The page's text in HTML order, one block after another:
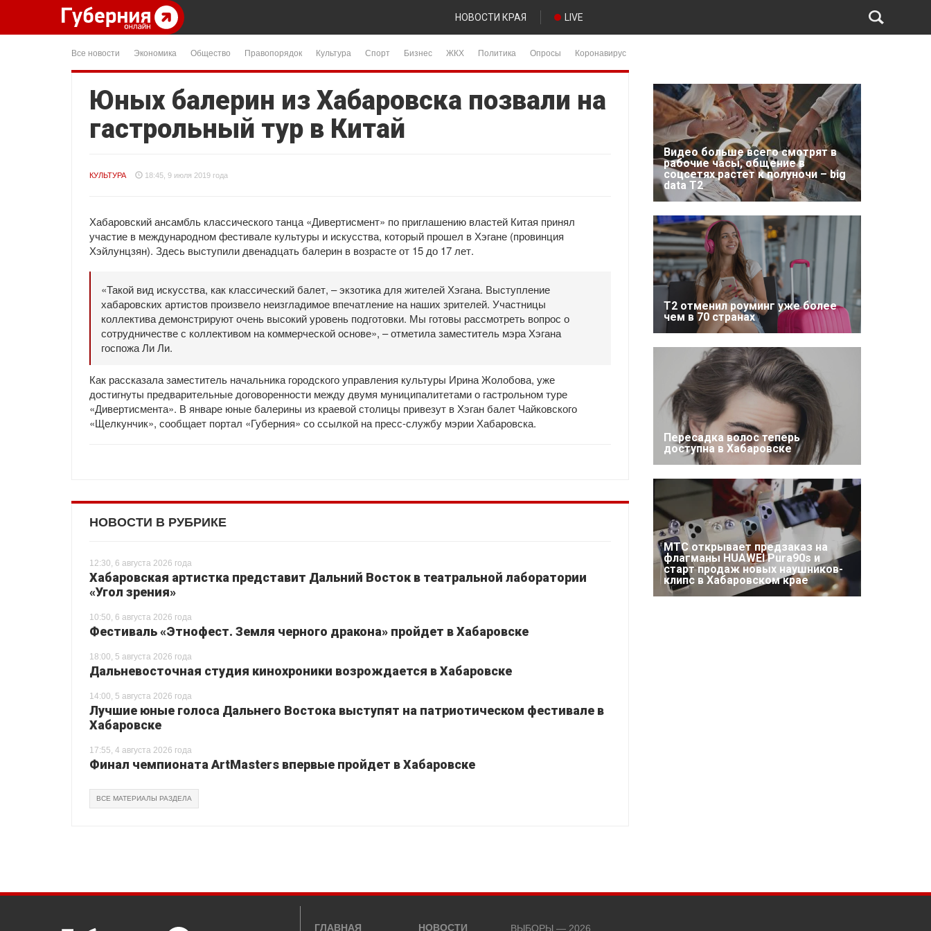
НОВОСТИ КРАЯ LIVE
Все новости Экономика Общество Правопорядок Культура Спорт Бизнес ЖКХ Политика Опросы Коронавирус
Юных балерин из Хабаровска позвали на
гастрольный тур в Китай
КУЛЬТУРА 18:45, 9 июля 2019 года
Хабаровский ансамбль классического танца «Дивертисмент» по приглашению властей Китая принял
участие в международном фестивале культуры и искусства, который прошел в Хэгане (провинция
Хэйлунцзян). Здесь выступили двенадцать балерин в возрасте от 15 до 17 лет.
«Такой вид искусства, как классический балет, – экзотика для жителей Хэгана. Выступление
хабаровских артистов произвело неизгладимое впечатление на наших зрителей. Участницы
коллектива демонстрируют очень высокий уровень подготовки. Мы готовы рассмотреть вопрос о
сотрудничестве с коллективом на коммерческой основе», – отметила заместитель мэра Хэгана
госпожа Ли Ли.
Как рассказала заместитель начальника городского управления культуры Ирина Жолобова, уже
достигнуты предварительные договоренности между двумя муниципалитетами о гастрольном туре
«Дивертисмента». В январе юные балерины из краевой столицы привезут в Хэган балет Чайковского
«Щелкунчик», сообщает портал «Губерния» со ссылкой на пресс-службу мэрии Хабаровска.
НОВОСТИ В РУБРИКЕ
12:30, 6 августа 2026 года
Хабаровская артистка представит Дальний Восток в театральной лаборатории
«Угол зрения»
10:50, 6 августа 2026 года
Фестиваль «Этнофест. Земля черного дракона» пройдет в Хабаровске
18:00, 5 августа 2026 года
Дальневосточная студия кинохроники возрождается в Хабаровске
14:00, 5 августа 2026 года
Лучшие юные голоса Дальнего Востока выступят на патриотическом фестивале в
Хабаровске
17:55, 4 августа 2026 года
Финал чемпионата ArtMasters впервые пройдет в Хабаровске
ВСЕ МАТЕРИАЛЫ РАЗДЕЛА
Видео больше всего смотрят в
рабочие часы, общение в
соцсетях растет к полуночи – big
data T2
Т2 отменил роуминг уже более
чем в 70 странах
Пересадка волос теперь
доступна в Хабаровске
МТС открывает предзаказ на
флагманы HUAWEI Pura90s и
старт продаж новых наушников-
клипс в Хабаровском крае
ГЛАВНАЯ
НОВОСТИ
ВЫБОРЫ — 2026